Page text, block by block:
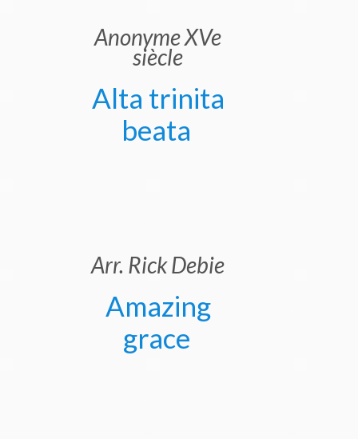
Anonyme XVe
siècle
Alta trinita
beata
Arr. Rick Debie
Amazing
grace